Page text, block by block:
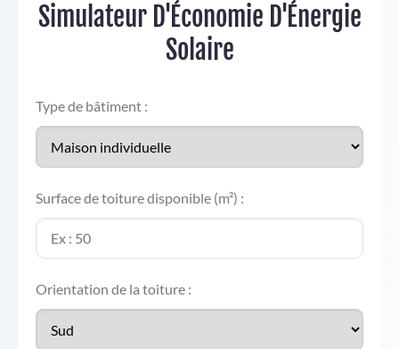
Simulateur D'Économie D'Énergie
Solaire
Type de bâtiment :
Surface de toiture disponible (m²) :
Orientation de la toiture :